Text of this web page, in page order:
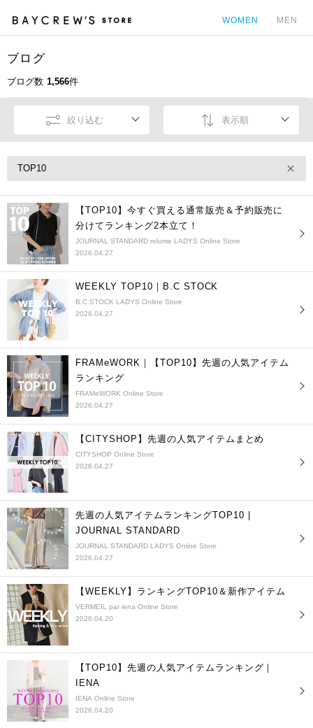
WOMEN MEN
ブログ
ブログ数 1,566件
絞り込む 表示順
TOP10
【TOP10】今すぐ買える通常販売＆予約販売に
分けてランキング2本立て！
JOURNAL STANDARD relume LADYS Online Store
2026.04.27
WEEKLY TOP10｜B.C STOCK
B.C STOCK LADYS Online Store
2026.04.27
FRAMeWORK｜【TOP10】先週の人気アイテム
ランキング
FRAMeWORK Online Store
2026.04.27
【CITYSHOP】先週の人気アイテムまとめ
CITYSHOP Online Store
2026.04.27
先週の人気アイテムランキングTOP10 |
JOURNAL STANDARD
JOURNAL STANDARD LADYS Online Store
2026.04.27
【WEEKLY】ランキングTOP10＆新作アイテム
VERMEIL par iena Online Store
2026.04.20
【TOP10】先週の人気アイテムランキング｜
IENA
IENA Online Store
2026.04.20